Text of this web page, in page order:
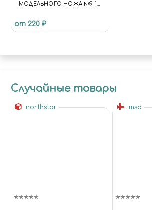
МОДЕЛЬНОГО НОЖА №9 10
от 220 ₽
Случайные товары
northstar msd